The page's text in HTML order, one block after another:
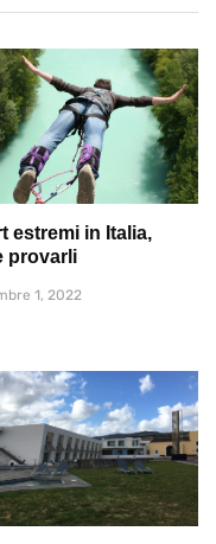
estremi in Italia,
provarli
1, 2022